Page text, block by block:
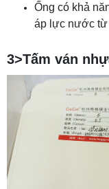
Ống có khả
áp lực nước từ
3>Tấm ván